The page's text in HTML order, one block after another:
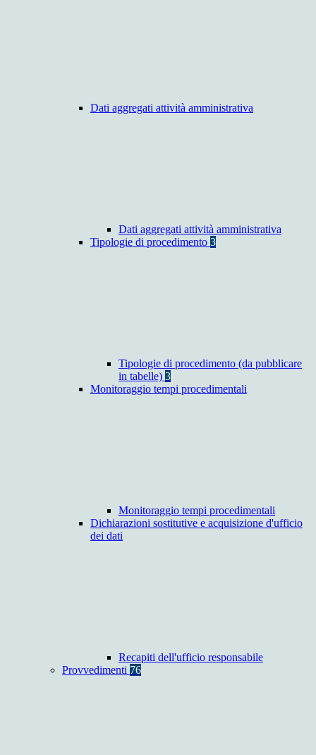
Dati aggregati attività amministrativa
Dati aggregati attività amministrativa
Tipologie di procedimento 3
Tipologie di procedimento (da pubblicare
in tabelle) 3
Monitoraggio tempi procedimentali
Monitoraggio tempi procedimentali
Dichiarazioni sostitutive e acquisizione d'ufficio
dei dati
Recapiti dell'ufficio responsabile
Provvedimenti 76